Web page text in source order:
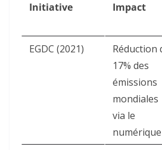
Initiative Impact
EGDC (2021)
Réduction
17% des
émissions
mondiales
via le
numérique